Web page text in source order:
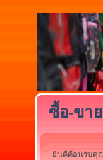
ซื้อ-ขา
ยินดีต้อนรับคุ